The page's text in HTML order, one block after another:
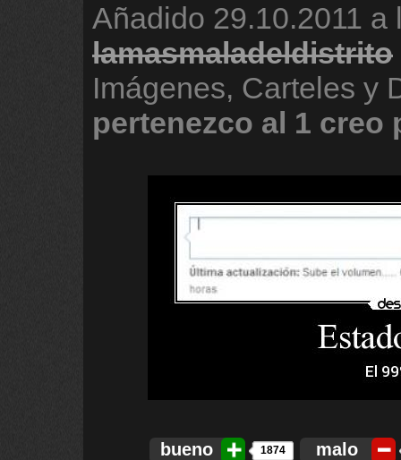
Añadido 29.10.2011 a
lamasmaladeldistrito
Imágenes, Carteles y
pertenezco al 1 creo
bueno 1874 malo